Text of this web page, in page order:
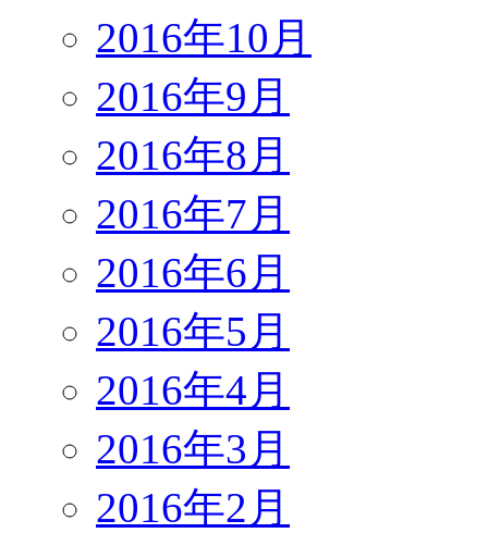
2016年10月
2016年9月
2016年8月
2016年7月
2016年6月
2016年5月
2016年4月
2016年3月
2016年2月